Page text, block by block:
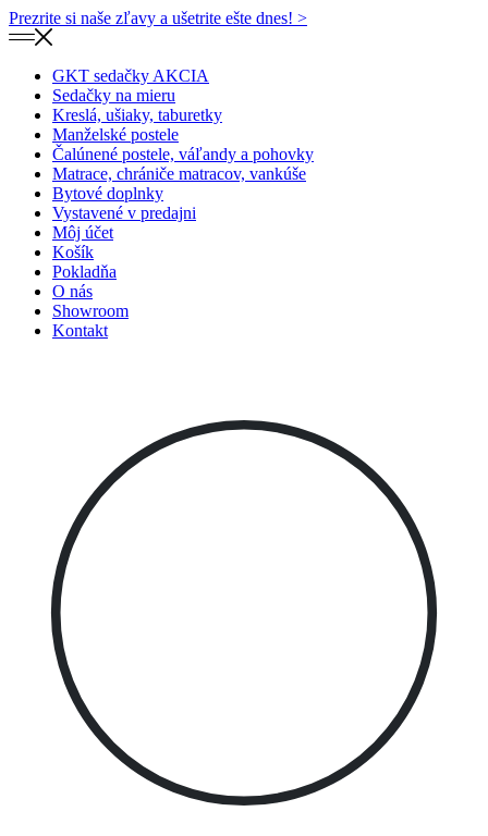
Prezrite si naše zľavy a ušetrite ešte dnes! >​
GKT sedačky AKCIA
Sedačky na mieru
Kreslá, ušiaky, taburetky
Manželské postele
Čalúnené postele, váľandy a pohovky
Matrace, chrániče matracov, vankúše
Bytové doplnky
Vystavené v predajni
Môj účet
Košík
Pokladňa
O nás
Showroom
Kontakt